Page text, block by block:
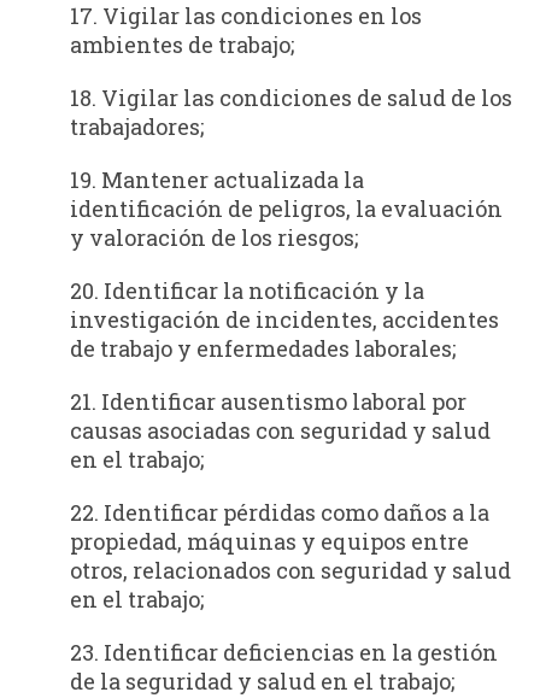
17. Vigilar las condiciones en los
ambientes de trabajo;
18. Vigilar las condiciones de salud de los
trabajadores;
19. Mantener actualizada la
identificación de peligros, la evaluación
y valoración de los riesgos;
20. Identificar la notificación y la
investigación de incidentes, accidentes
de trabajo y enfermedades laborales;
21. Identificar ausentismo laboral por
causas asociadas con seguridad y salud
en el trabajo;
22. Identificar pérdidas como daños a la
propiedad, máquinas y equipos entre
otros, relacionados con seguridad y salud
en el trabajo;
23. Identificar deficiencias en la gestión
de la seguridad y salud en el trabajo;